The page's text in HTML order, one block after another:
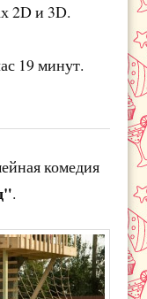
2D и 3D.
19 минут.
комедия
.